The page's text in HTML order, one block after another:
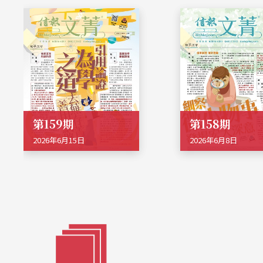
第159期
2026年6月15日
第158期
2026年6月8日